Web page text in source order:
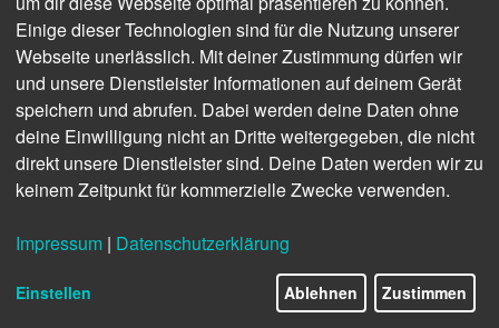
Einige dieser Technologien sind für die Nutzung unserer
Webseite unerlässlich. Mit deiner Zustimmung dürfen wir
und unsere Dienstleister Informationen auf deinem Gerät
speichern und abrufen. Dabei werden deine Daten ohne
deine Einwilligung nicht an Dritte weitergegeben, die nicht
direkt unsere Dienstleister sind. Deine Daten werden wir zu
keinem Zeitpunkt für kommerzielle Zwecke verwenden.
Impressum | Datenschutzerklärung
Einstellen Ablehnen Zustimmen